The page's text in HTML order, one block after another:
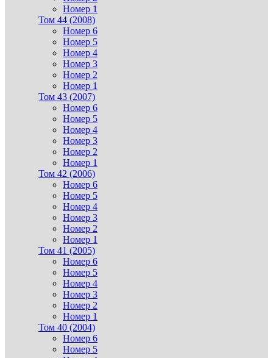
Номер 1
Том 44 (2008)
Номер 6
Номер 5
Номер 4
Номер 3
Номер 2
Номер 1
Том 43 (2007)
Номер 6
Номер 5
Номер 4
Номер 3
Номер 2
Номер 1
Том 42 (2006)
Номер 6
Номер 5
Номер 4
Номер 3
Номер 2
Номер 1
Том 41 (2005)
Номер 6
Номер 5
Номер 4
Номер 3
Номер 2
Номер 1
Том 40 (2004)
Номер 6
Номер 5